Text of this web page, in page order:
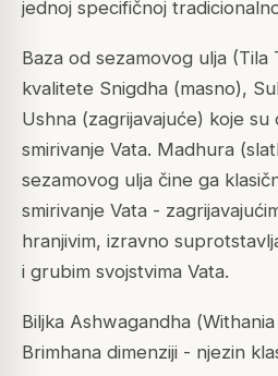
jednoj specifičnoj
Baza od sezamovog ulja (Tila
kvalitete Snigdha (masno),
Ushna (zagrijavajuće) koje su
smirivanje Vata. Madhura
sezamovog ulja čine ga
smirivanje Vata -
hranjivim, izravno
i grubim svojstvima Vata.
Biljka Ashwagandha (
Brimhana dimenziji - njezin